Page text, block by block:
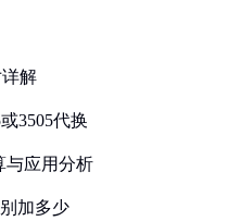
解
3505代换
与应用分析
加多少